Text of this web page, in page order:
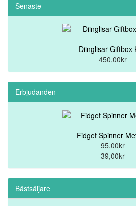
Senaste
Diinglisar Giftbox
450,00kr
Erbjudanden
Fidget Spinner
95,00kr
39,00kr
Bästsäljare